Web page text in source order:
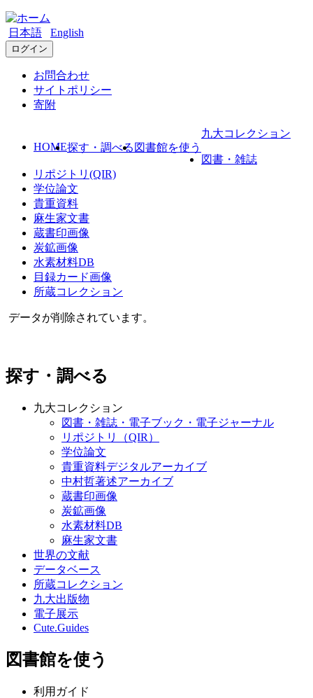
日本語 English
ログイン
お問合わせ
サイトポリシー
寄附
HOME探す・調べる 図書館を使う
九大コレクション
図書・雑誌
リポジトリ(QIR)
学位論文
貴重資料
麻生家文書
蔵書印画像
炭鉱画像
水素材料DB
目録カード画像
所蔵コレクション
データが削除されています。
探す・調べる
九大コレクション
図書・雑誌・電子ブック・電子ジャーナル
リポジトリ（QIR）
学位論文
貴重資料デジタルアーカイブ
中村哲著述アーカイブ
蔵書印画像
炭鉱画像
水素材料DB
麻生家文書
世界の文献
データベース
所蔵コレクション
九大出版物
電子展示
Cute.Guides
図書館を使う
利用ガイド